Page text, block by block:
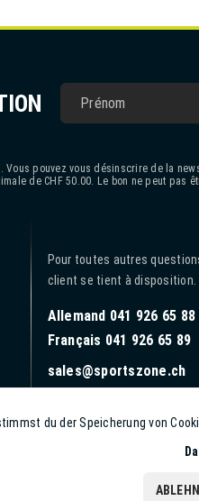
pouvez vous désinscrire de la
de CHF 50.00. Le bon ne peut pas
Pour toutes autres
client se tient à disposition.
Allemand 041 926 65 88
Français 041 926 65 89
sales@sportszone.ch
du der Speicherung von